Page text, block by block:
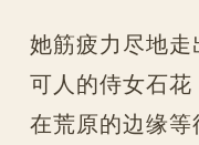
她筋疲力尽地
可人的侍女石
在荒原的边缘等